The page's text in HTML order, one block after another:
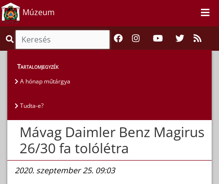
Múzeum
Magunkról
A hónap műtárgya
Tartalomjegyzék
A hónap műtárgya
Tudta-e?
Mávag Daimler Benz Magirus
26/30 fa tolólétra
2020. szeptember 25. 09:03